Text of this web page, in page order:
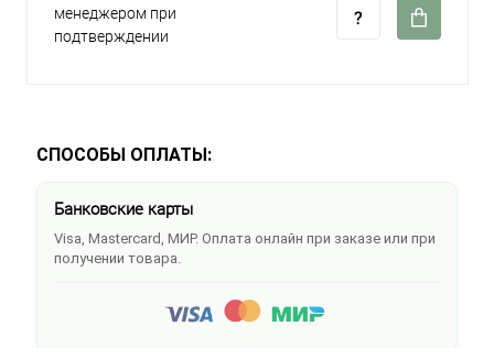
менеджером при
подтверждении
СПОСОБЫ ОПЛАТЫ:
Банковские карты
Visa, Mastercard, МИР. Оплата онлайн при заказе или при
получении товара.